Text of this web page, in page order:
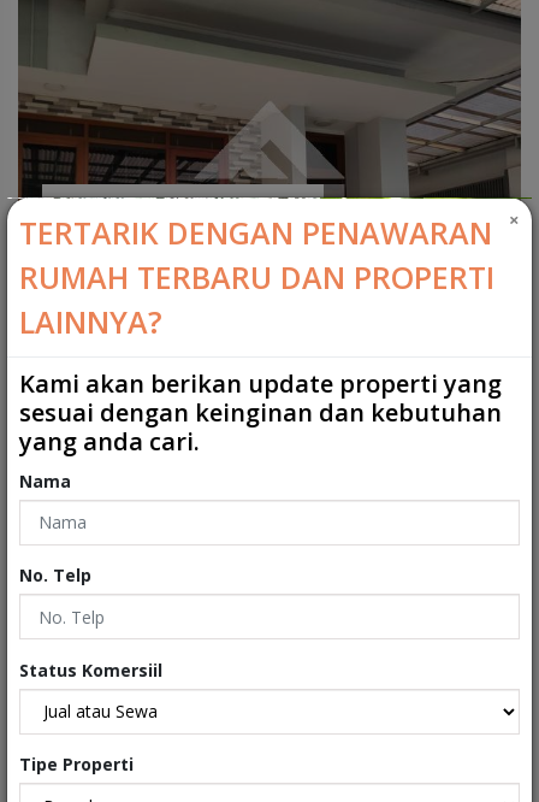
Rp.3.300.000.000
CIPARAY, KABUPATEN BANDUNG
JUAL
TERTARIK DENGAN PENAWARAN
RUMAH TERBARU DAN PROPERTI
LAINNYA?
×
Kami akan berikan update properti yang
sesuai dengan keinginan dan kebutuhan
yang anda cari.
Nama
No. Telp
Status Komersiil
Tipe Properti